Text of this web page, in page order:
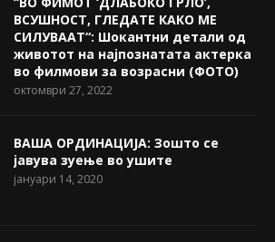
ВСУШНОСТ, ГЛЕДАТЕ КАКО МЕ
СИЛУВААТ“: Шокантни детали од
животот на најпознатата актерка
во филмови за возрасни (ФОТО)
октомври 27, 2022
ВАША ОРДИНАЦИЈА: Зошто се
јавува зуење во ушите
јануари 14, 2020